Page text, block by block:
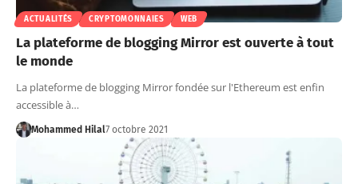
ACTUALITÉS CRYPTOMONNAIES WEB
La plateforme de blogging Mirror est ouverte à tout
le monde
La plateforme de blogging Mirror fondée sur l'Ethereum est enfin
accessible à…
Mohammed Hilal7 octobre 2021